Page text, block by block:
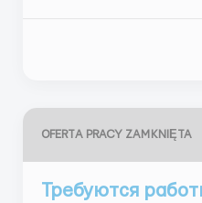
OFERTA PRACY ZAMKNIĘTA
Требуются